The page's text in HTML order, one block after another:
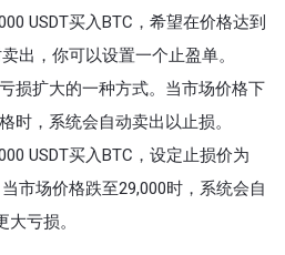
USDT买入BTC，希望在价格达到
出，你可以设置一个止盈单。
损扩大的一种方式。当市场价格下
时，系统会自动卖出以止损。
USDT买入BTC，设定止损价为
当市场价格跌至29,000时，系统会自
亏损。